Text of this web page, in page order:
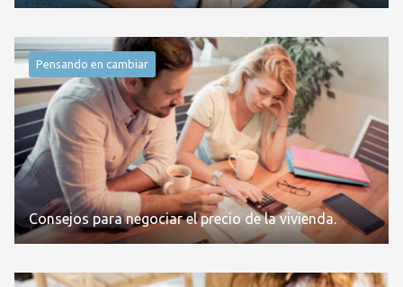
Pensando en cambiar
Consejos para negociar el precio de la vivienda.